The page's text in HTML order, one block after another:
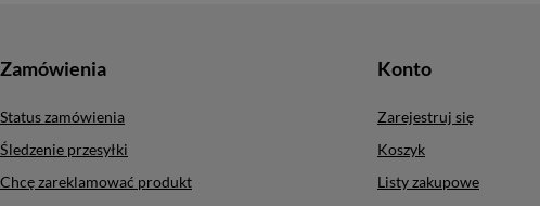
Zamówienia
Status zamówienia
Śledzenie przesyłki
Chcę zareklamować produkt
Konto
Zarejestruj się
Koszyk
Listy zakupowe